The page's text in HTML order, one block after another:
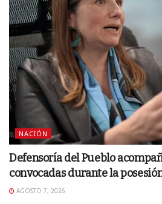
NACIÓN
Defensoría del Pueblo
convocadas durante la
AGOSTO 7, 2026